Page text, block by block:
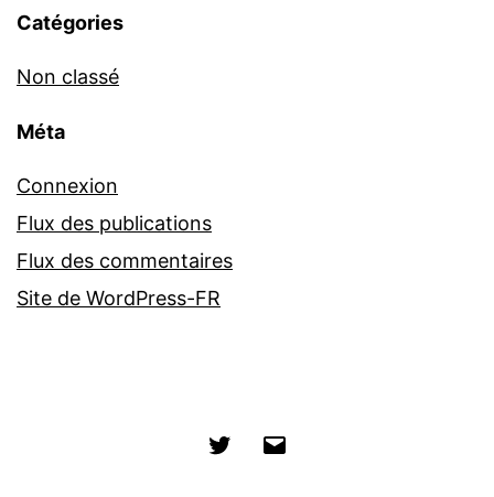
Catégories
Non classé
Méta
Connexion
Flux des publications
Flux des commentaires
Site de WordPress-FR
Twitter